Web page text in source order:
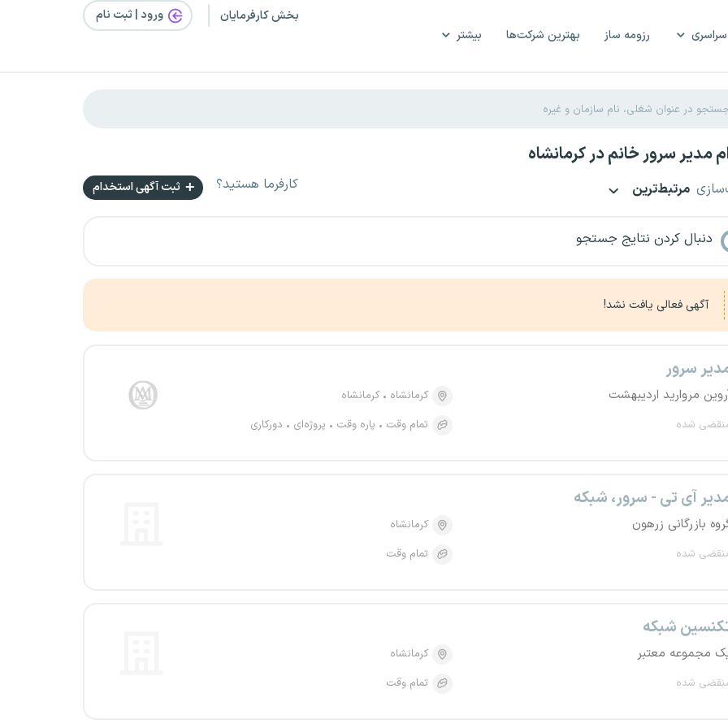
رزومه ساز بهترین شرکت‌ها بیشتر
بخش کارفرمایان ورود | ثبت‌ نام
مدیر سرور خانم در کرمانشاه
مرتبط‌ترین کارفرما هستید؟ ثبت آگهی استخدام
دنبال کردن نتایج جستجو
آگهی فعالی یافت نشد!
سرور
مروارید اردیبهشت
شده
کرمانشاه
کرمانشاه
تمام وقت
پاره وقت پروژه‌ای دورکاری
آی تی - سرور، شبکه
بازرگانی زرهون
شده
کرمانشاه
تمام وقت
شبکه
مجموعه معتبر
شده
کرمانشاه
تمام وقت